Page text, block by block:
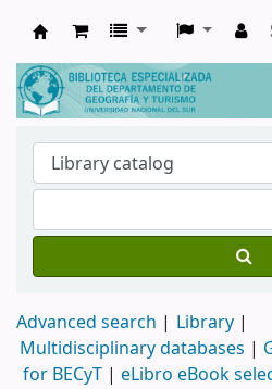
Biblioteca de
Advanced search
Library
Multidisciplinary databases |
for BECyT | eLibro eBook